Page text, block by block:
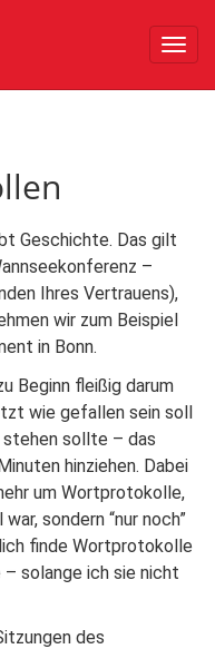
Geschichte. Das gilt
–
Ihres Vertrauens),
wir zum Beispiel
in Bonn.
Beginn fleißig darum
wie gefallen sein soll
sollte – das
hinziehen. Dabei
um Wortprotokolle,
sondern “nur noch”
finde Wortprotokolle
solange ich sie nicht
des